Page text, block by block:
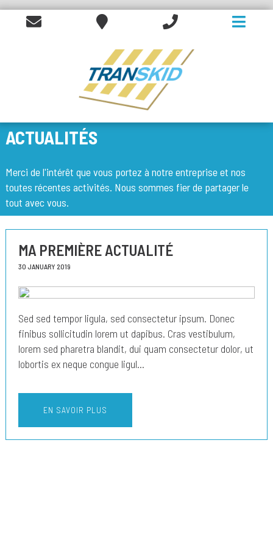
ACTUALITÉS
Merci de l'intérêt que vous portez à notre entreprise et nos
toutes récentes activités. Nous sommes fier de partager le
tout avec vous.​
MA PREMIÈRE ACTUALITÉ
30 JANUARY 2019
Sed sed tempor ligula, sed consectetur ipsum. Donec
finibus sollicitudin lorem ut dapibus. Cras vestibulum,
lorem sed pharetra blandit, dui quam consectetur dolor, ut
lobortis ex neque congue ligul...
EN SAVOIR PLUS